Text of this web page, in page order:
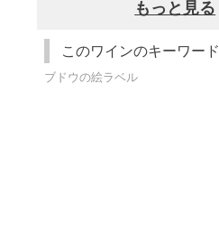
もっと見る
このワインのキーワード
ブドウの絵ラベル